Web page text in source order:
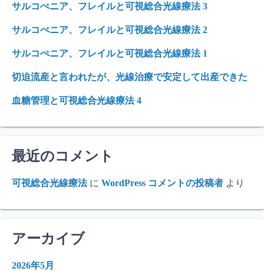
サルコぺニア、フレイルと可視総合光線療法 3
サルコぺニア、フレイルと可視総合光線療法 2
サルコぺニア、フレイルと可視総合光線療法 1
切迫流産と言われたが、光線治療で安定して出産できた
血糖管理と可視総合光線療法 4
最近のコメント
可視総合光線療法に WordPress コメントの投稿者 より
アーカイブ
2026年5月